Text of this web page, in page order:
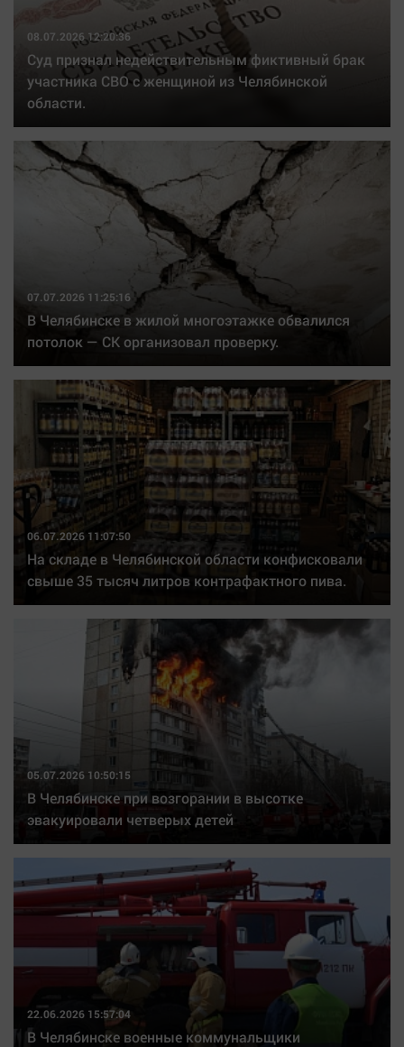
08.07.2026 12:20:36
Суд признал недействительным фиктивный брак
участника СВО с женщиной из Челябинской
области.
07.07.2026 11:25:16
В Челябинске в жилой многоэтажке обвалился
потолок — СК организовал проверку.
06.07.2026 11:07:50
На складе в Челябинской области конфисковали
свыше 35 тысяч литров контрафактного пива.
05.07.2026 10:50:15
В Челябинске при возгорании в высотке
эвакуировали четверых детей
22.06.2026 15:57:04
В Челябинске военные коммунальщики